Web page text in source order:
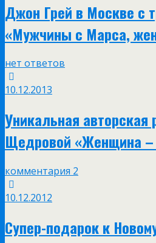
Джон Грей в Москве с
«Мужчины с Марса,
нет ответов
10.12.2013
Уникальная
Щедровой «Женщина –
комментария 2
10.12.2012
Супер-подарок к